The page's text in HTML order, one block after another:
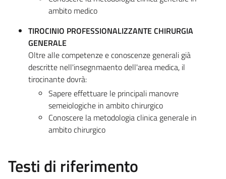
ambito medico
TIROCINIO PROFESSIONALIZZANTE CHIRURGIA
GENERALE
Oltre alle competenze e conoscenze generali già
descritte nell'insegnmaento dell'area medica, il
tirocinante dovrà:
Sapere effettuare le principali manovre
semeiologiche in ambito chirurgico
Conoscere la metodologia clinica generale in
ambito chirurgico
Testi di riferimento